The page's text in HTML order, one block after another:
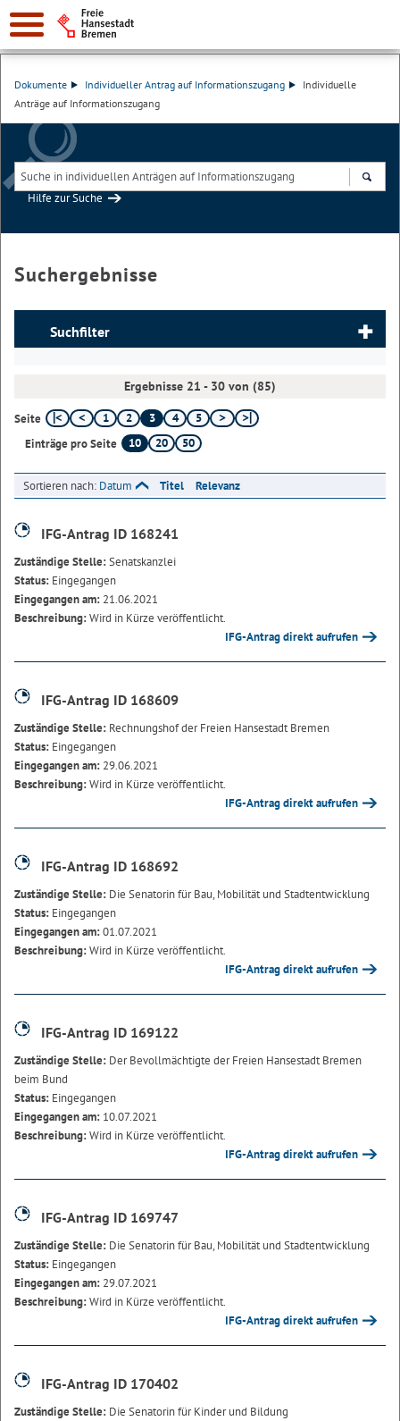
Dokumente Individueller Antrag auf Informationszugang
Individuelle
Anträge auf Informationszugang
Hilfe zur Suche
Suchergebnisse
Suchfilter
Ergebnisse 21 - 30 von (85)
Seite 1 2 3 4
5
Einträge pro Seite
10 20 50
Sortieren nach: Datum Titel Relevanz
IFG-Antrag ID 168241
Zuständige Stelle:Senatskanzlei
Status: Eingegangen
Eingegangen am: 21.06.2021
Beschreibung:Wird in Kürze veröffentlicht.
IFG-Antrag direkt aufrufen
IFG-Antrag ID 168609
Zuständige Stelle: Rechnungshof der Freien Hansestadt Bremen
Status: Eingegangen
Eingegangen am: 29.06.2021
Beschreibung:Wird in Kürze veröffentlicht.
IFG-Antrag direkt aufrufen
IFG-Antrag ID 168692
Zuständige Stelle: Die Senatorin für Bau, Mobilität und Stadtentwicklung
Status: Eingegangen
Eingegangen am:01.07.2021
Beschreibung:Wird in Kürze veröffentlicht.
IFG-Antrag direkt aufrufen
IFG-Antrag ID 169122
Zuständige Stelle: Der Bevollmächtigte der Freien Hansestadt Bremen
beim Bund
Status: Eingegangen
Eingegangen am: 10.07.2021
Beschreibung:Wird in Kürze veröffentlicht.
IFG-Antrag direkt aufrufen
IFG-Antrag ID 169747
Zuständige Stelle: Die Senatorin für Bau, Mobilität und Stadtentwicklung
Status: Eingegangen
Eingegangen am: 29.07.2021
Beschreibung:Wird in Kürze veröffentlicht.
IFG-Antrag direkt aufrufen
IFG-Antrag ID 170402
Zuständige Stelle: Die Senatorin für Kinder und Bildung